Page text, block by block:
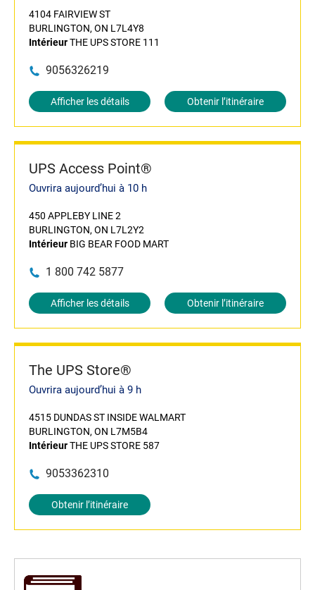
4104 FAIRVIEW ST
BURLINGTON, ON L7L4Y8
IntérieurTHE UPS STORE 111
9056326219
Afficher les détails Obtenir l’itinéraire
UPS Access Point®
Ouvrira aujourd’hui à 10 h
450 APPLEBY LINE 2
BURLINGTON, ON L7L2Y2
Intérieur BIG BEAR FOOD MART
1 800 742 5877
Afficher les détails Obtenir l’itinéraire
The UPS Store®
Ouvrira aujourd’hui à 9 h
4515 DUNDAS ST INSIDE WALMART
BURLINGTON, ON L7M5B4
IntérieurTHE UPS STORE 587
9053362310
Obtenir l’itinéraire